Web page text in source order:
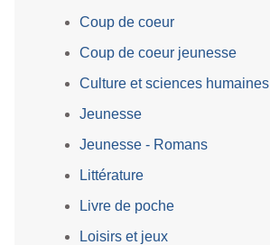
Coup de coeur
Coup de coeur jeunesse
Culture et sciences humaines
Jeunesse
Jeunesse - Romans
Littérature
Livre de poche
Loisirs et jeux